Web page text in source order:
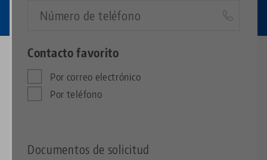
Teléfono
Contacto favorito
Por correo electrónico
Por teléfono
Documentos de solicitud